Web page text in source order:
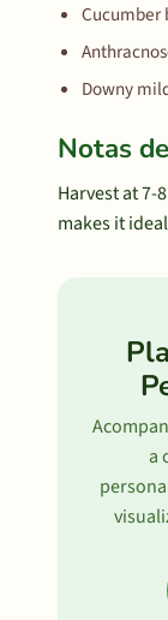
Cucumber
Downy
Notas
Harvest at
makes it
a